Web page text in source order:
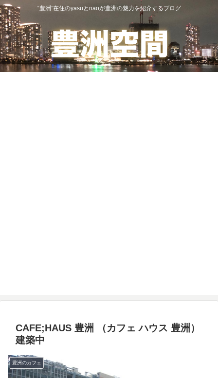
“豊洲”在住のyasuとnaoが豊洲の魅力を紹介するブログ
CAFE;HAUS 豊洲 （カフェ ハウス 豊洲）
建築中
豊洲のカフェ